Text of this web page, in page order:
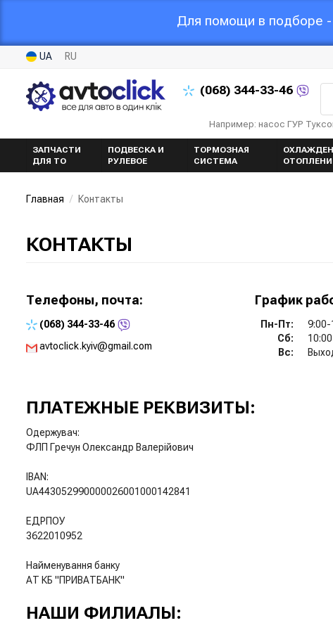
Для помощи в подборе -
UA RU
(068) 344-33-46
Например: насос ГУР
ЗАПЧАСТИ
ДЛЯ ТО
ПОДВЕСКА И
РУЛЕВОЕ
ТОРМОЗНАЯ
СИСТЕМА
Главная Контакты
КОНТАКТЫ
Телефоны, почта:
(068) 344-33-46
avtoclick.kyiv@gmail.com
График
Пн-Пт:
9:00-
Сб:
Вс:
ПЛАТЕЖНЫЕ РЕКВИЗИТЫ:
Одержувач:
ФЛП Гречун Олександр Валерійович
IBAN:
UA443052990000026001000142841
ЕДРПОУ
3622010952
Найменування банку
АТ КБ "ПРИВАТБАНК"
НАШИ ФИЛИАЛЫ: